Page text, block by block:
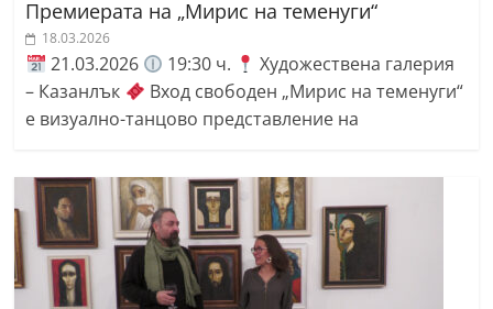
Премиерата на „Мирис на теменуги“
18.03.2026
21.03.2026 19:30 ч.
Художествена галерия
– Казанлък
Вход свободен „Мирис на теменуги“
е визуално-танцово представление на